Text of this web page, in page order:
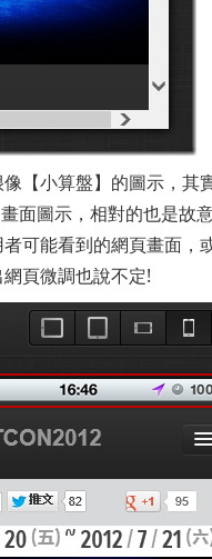
【小算盤】的圖示，
面圖示，相對的也是故
可能看到的網頁畫面
頁微調也說不定!